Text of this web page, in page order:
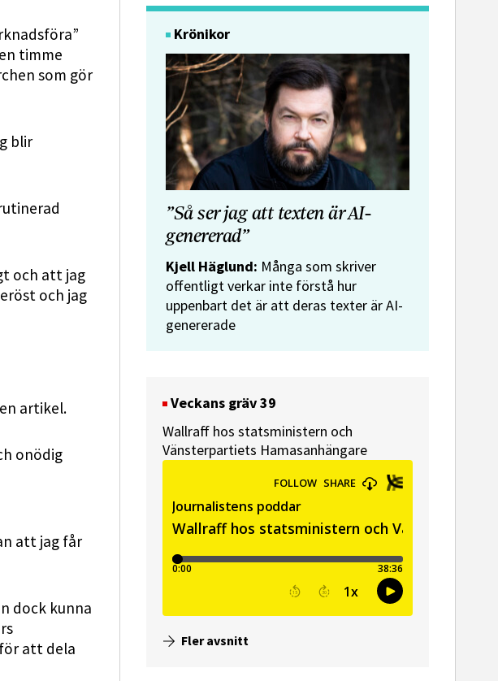
timme
som gör
blir
och att jag
och jag
artikel.
onödig
att jag får
dock kunna
att dela
Krönikor
”Så ser jag att texten är AI-
genererad”
Kjell Häglund: Många som skriver
offentligt verkar inte förstå hur
uppenbart det är att deras texter är AI-
genererade
Veckans gräv 39
Wallraff hos statsministern och
Vänsterpartiets Hamasanhängare
Fler avsnitt